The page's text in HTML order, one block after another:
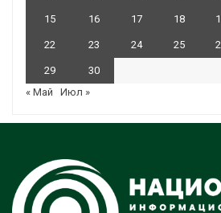
15 16 17 18
22 23 24 25
29
30
« Май
Июл »